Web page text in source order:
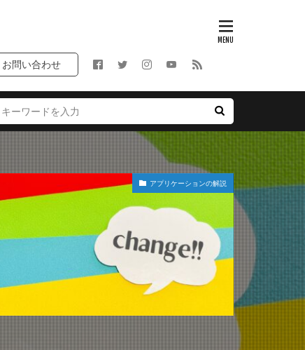
お問い合わせ
アプリケーションの解説